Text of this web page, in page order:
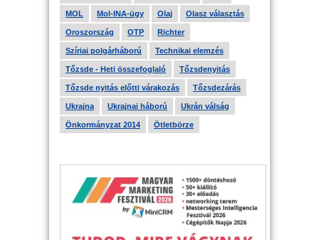
MOL Mol-INA-ügy Olaj Olasz választás
Oroszország OTP Richter
Szíriai polgárháború Technikai elemzés
Tőzsde - Heti összefoglaló Tőzsdenyitás
Tőzsde nyitás előtti várakozás Tőzsdezárás
Ukrajna Ukrajnai háború Ukrán válság
Önkormányzat 2014 Ötletbörze